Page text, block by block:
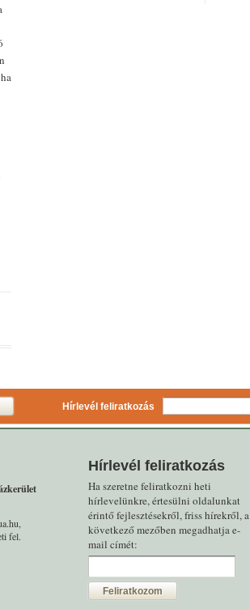
Hírlevél feliratkozás
fel.
Hírlevél feliratkozás
Ha szeretne feliratkozni heti
hírlevelünkre, értesülni oldalunkat
érintő fejlesztésekről, friss hírekről, a
következő mezőben megadhatja e-
mail címét:
Feliratkozom